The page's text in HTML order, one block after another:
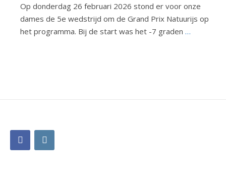
Op donderdag 26 februari 2026 stond er voor onze
dames de 5e wedstrijd om de Grand Prix Natuurijs op
het programma. Bij de start was het -7 graden …